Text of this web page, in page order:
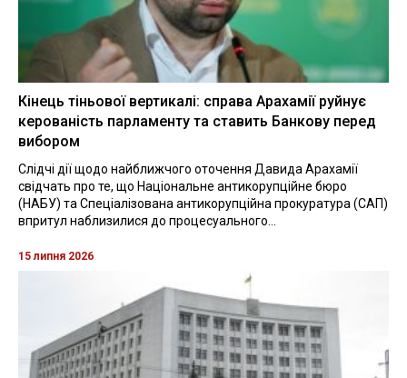
Кінець тіньової вертикалі: справа Арахамії руйнує
керованість парламенту та ставить Банкову перед
вибором
Слідчі дії щодо найближчого оточення Давида Арахамії
свідчать про те, що Національне антикорупційне бюро
(НАБУ) та Спеціалізована антикорупційна прокуратура (САП)
впритул наблизилися до процесуального...
15 липня 2026